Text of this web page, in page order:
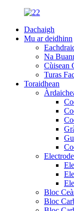
Dachaigh
Mu ar deidhinn
Na
Cùisean
Turas
Toraidhean
Bloc
Bloc